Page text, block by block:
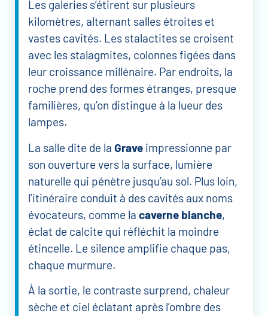
Les galeries s’étirent sur plusieurs
kilomètres, alternant salles étroites et
vastes cavités. Les stalactites se croisent
avec les stalagmites, colonnes figées dans
leur croissance millénaire. Par endroits, la
roche prend des formes étranges, presque
familières, qu’on distingue à la lueur des
lampes.
La salle dite de la Grave impressionne par
son ouverture vers la surface, lumière
naturelle qui pénètre jusqu’au sol. Plus loin,
l’itinéraire conduit à des cavités aux noms
évocateurs, comme la caverne blanche,
éclat de calcite qui réfléchit la moindre
étincelle. Le silence amplifie chaque pas,
chaque murmure.
À la sortie, le contraste surprend, chaleur
sèche et ciel éclatant après l’ombre des